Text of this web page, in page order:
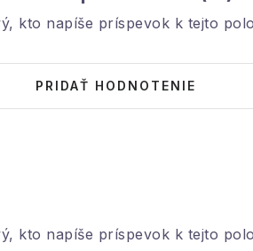
kto napíše príspevok k tejto
PRIDAŤ HODNOTENIE
kto napíše príspevok k tejto